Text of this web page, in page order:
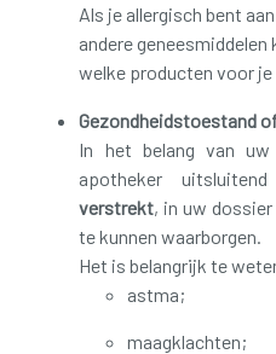
Als je allergisch bent
andere
welke producten voor je
Gezondheidstoestand
In het belang van uw
apotheker
verstrekt, in uw
te kunnen waarborgen.
Het is belangrijk te
astma;
maagklachten;